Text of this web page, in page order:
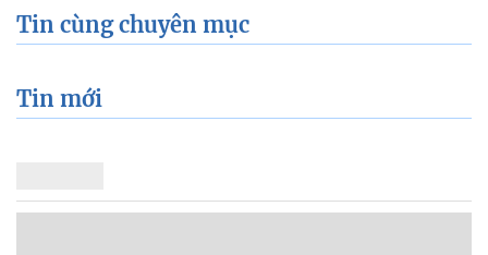
Tin cùng chuyên mục
Tin mới